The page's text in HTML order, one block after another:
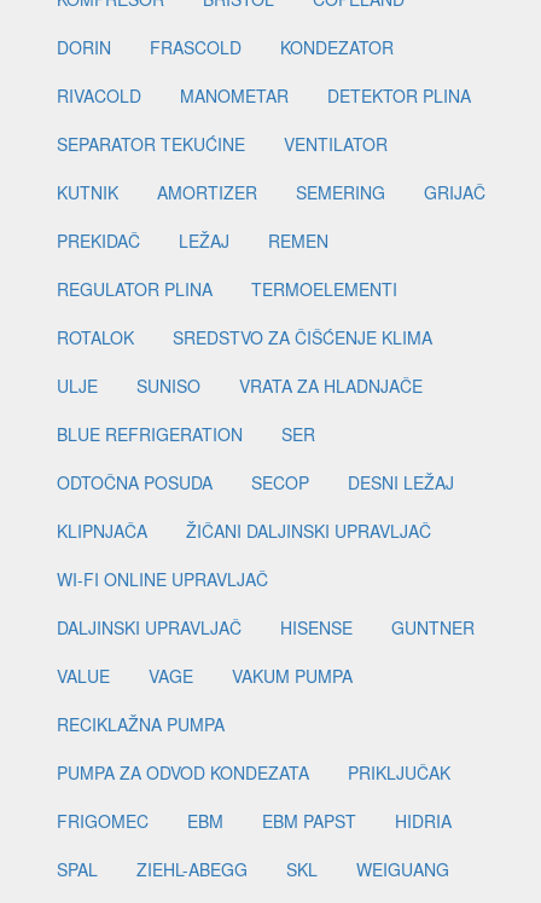
DORIN
FRASCOLD
KONDEZATOR
RIVACOLD
MANOMETAR
DETEKTOR PLINA
SEPARATOR TEKUĆINE
VENTILATOR
KUTNIK
AMORTIZER SEMERING
GRIJAČ
PREKIDAČ
LEŽAJ
REMEN
REGULATOR PLINA
TERMOELEMENTI
ROTALOK
SREDSTVO ZA ČIŠĆENJE KLIMA
ULJE
SUNISO
VRATA ZA HLADNJAČE
BLUE REFRIGERATION
SER
ODTOČNA POSUDA
SECOP
DESNI LEŽAJ
KLIPNJAČA
ŽIČANI DALJINSKI UPRAVLJAČ
WI-FI ONLINE UPRAVLJAČ
DALJINSKI UPRAVLJAČ
HISENSE
GUNTNER
VALUE
VAGE
VAKUM PUMPA
RECIKLAŽNA PUMPA
PUMPA ZA ODVOD KONDEZATA
PRIKLJUČAK
FRIGOMEC
EBM EBM PAPST
HIDRIA
SPAL
ZIEHL-ABEGG SKL
WEIGUANG